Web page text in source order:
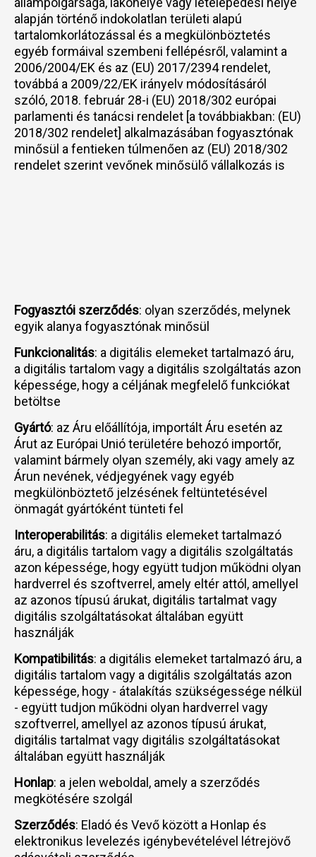
alapján történő indokolatlan területi alapú
tartalomkorlátozással és a megkülönböztetés
egyéb formáival szembeni fellépésről, valamint a
2006/2004/EK és az (EU) 2017/2394 rendelet,
továbbá a 2009/22/EK irányelv módosításáról
szóló, 2018. február 28-i (EU) 2018/302 európai
parlamenti és tanácsi rendelet [a továbbiakban: (EU)
2018/302 rendelet] alkalmazásában fogyasztónak
minősül a fentieken túlmenően az (EU) 2018/302
rendelet szerint vevőnek minősülő vállalkozás is
Fogyasztói szerződés: olyan szerződés, melynek
egyik alanya fogyasztónak minősül
Funkcionalitás: a digitális elemeket tartalmazó áru,
a digitális tartalom vagy a digitális szolgáltatás azon
képessége, hogy a céljának megfelelő funkciókat
betöltse
Gyártó: az Áru előállítója, importált Áru esetén az
Árut az Európai Unió területére behozó importőr,
valamint bármely olyan személy, aki vagy amely az
Árun nevének, védjegyének vagy egyéb
megkülönböztető jelzésének feltüntetésével
önmagát gyártóként tünteti fel
Interoperabilitás: a digitális elemeket tartalmazó
áru, a digitális tartalom vagy a digitális szolgáltatás
azon képessége, hogy együtt tudjon működni olyan
hardverrel és szoftverrel, amely eltér attól, amellyel
az azonos típusú árukat, digitális tartalmat vagy
digitális szolgáltatásokat általában együtt
használják
Kompatibilitás: a digitális elemeket tartalmazó áru, a
digitális tartalom vagy a digitális szolgáltatás azon
képessége, hogy - átalakítás szükségessége nélkül
- együtt tudjon működni olyan hardverrel vagy
szoftverrel, amellyel az azonos típusú árukat,
digitális tartalmat vagy digitális szolgáltatásokat
általában együtt használják
Honlap: a jelen weboldal, amely a szerződés
megkötésére szolgál
Szerződés: Eladó és Vevő között a Honlap és
elektronikus levelezés igénybevételével létrejövő